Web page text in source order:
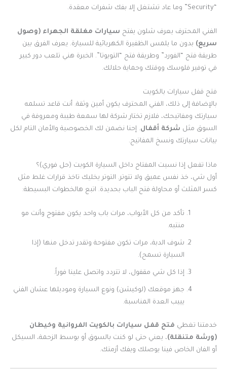
“Security” وما عاد تشتغل إلا بفك شفرات معقدة.
الفني المحترف يعرف شلون يفتح سيارات مغلقة الجهراء (وصول
سريع) بدون ما يلمس الظفيرة الكهربائية للسيارة. يعرف الفرق بين
طريقة فتح “الفورد” وطريقة فتح “التويوتا”. الخبرة هني تلعب دور كبير
في توفير فلوسك ووقتك وحماية حلالك.
فتح قفل سيارات بالكويت
بالإضافة إلى ذلك، الفني المحترف يكون أمين وثقة. أنت قاعد تسلمه
سيارتك ومفاتيحك، فلازم تختار شركة لها سمعة طيبة ومعروفة في
السوق مثل شركة أقفال. إحنا نضمن لك الخصوصية والأمان التام لكل
بيانات سيارتك ونسخ المفاتيح.
ماذا تفعل إذا نسيت المفتاح داخل السيارة الكويت (حل فوري)؟
أول شي، خذ نفس عميق ولا تتوتر. التوتر يخليك تاخذ قرارات غلط مثل
كسر المثلث أو محاولة فتح الباب بحديدة. اتبع هالخطوات البسيطة:
تأكد من كل الأبواب، مرات باب واحد يكون مفتوح وأنت مو
منتبه.
شوف الدبة، مرات تكون مفتوحة وتقدر تدخل منها (إذا
السيارة تسمح).
إذا كل شي مقفول، لا تتردد واتصل علينا فوراً.
جهز موقعك (لوكيشن) ونوع السيارة وموديلها عشان الفني
يييب العدة المناسبة.
خدمتنا تغطي فتح قفل سيارات بالكويت الفروانية وخيطان
(ورشة متنقلة)، يعني حتى لو كنت بالسوق أو بوسط الزحمة، السيكل
أو الفان الخاص فينا يوصلك ويفك أزمتك.